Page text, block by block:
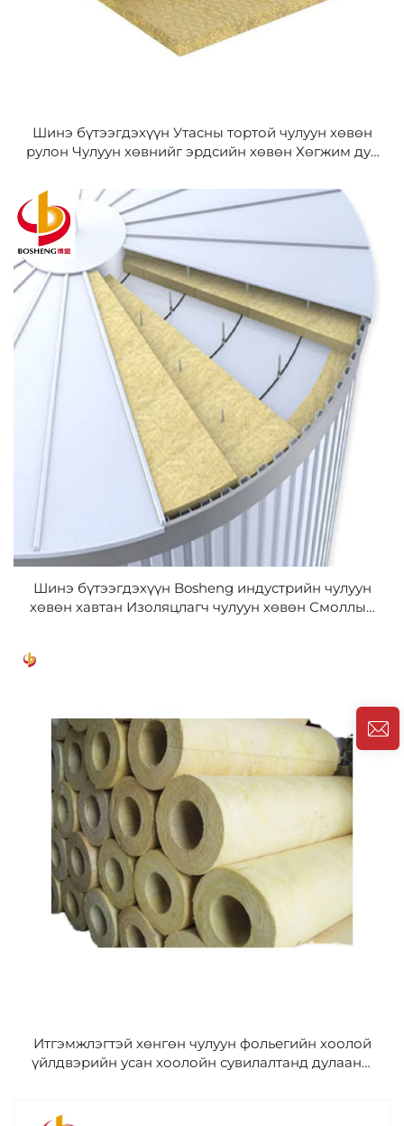
Шинэ бүтээгдэхүүн Утасны тортой чулуун хөвөн
рулон Чулуун хөвнийг эрдсийн хөвөн Хөгжим дуу
Шинэ бүтээгдэхүүн Bosheng индустрийн чулуун
хөвөн хавтан Изоляцлагч чулуун хөвөн Смоллын
Итгэмжлэгтэй хөнгөн чулуун фольегийн хоолой
үйлдвэрийн усан хоолойн сувилалтанд дулааны